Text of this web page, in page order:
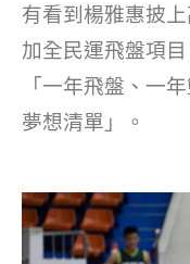
有看到楊雅惠披
加全民運飛盤項
「一年飛盤、一
夢想清單」。